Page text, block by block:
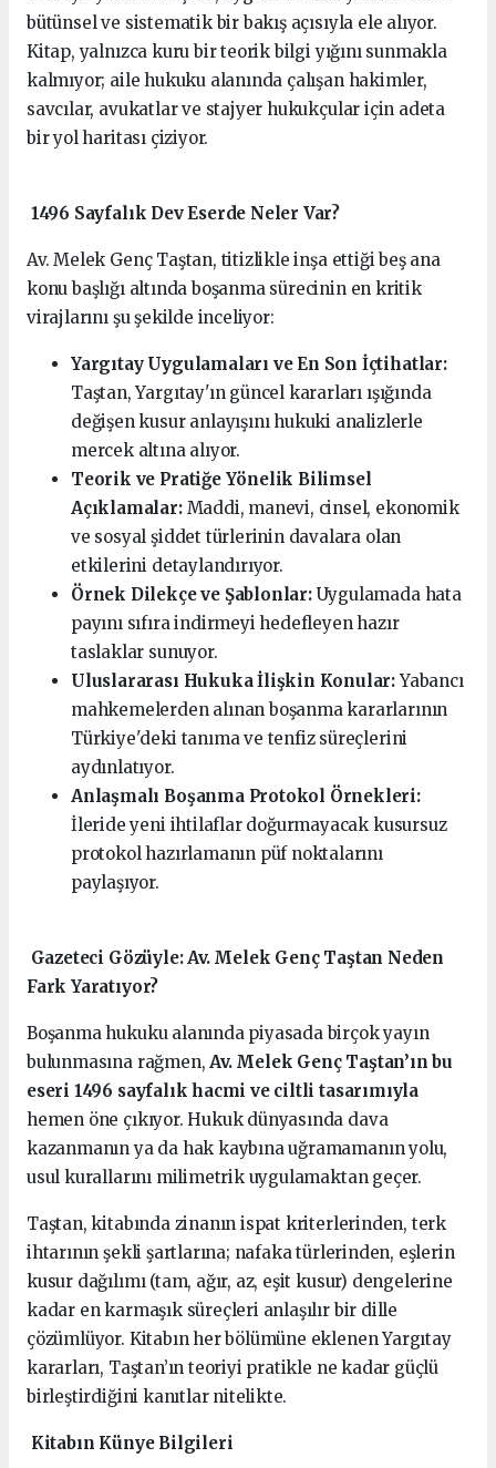
bütünsel ve sistematik bir bakış açısıyla ele alıyor.
Kitap, yalnızca kuru bir teorik bilgi yığını sunmakla
kalmıyor; aile hukuku alanında çalışan hakimler,
savcılar, avukatlar ve stajyer hukukçular için adeta
bir yol haritası çiziyor.
1496 Sayfalık Dev Eserde Neler Var?
Av. Melek Genç Taştan, titizlikle inşa ettiği beş ana
konu başlığı altında boşanma sürecinin en kritik
virajlarını şu şekilde inceliyor:
Yargıtay Uygulamaları ve En Son İçtihatlar:
Taştan, Yargıtay'ın güncel kararları ışığında
değişen kusur anlayışını hukuki analizlerle
mercek altına alıyor.
Teorik ve Pratiğe Yönelik Bilimsel
Açıklamalar:Maddi, manevi, cinsel, ekonomik
ve sosyal şiddet türlerinin davalara olan
etkilerini detaylandırıyor.
Örnek Dilekçe ve Şablonlar:Uygulamada hata
payını sıfıra indirmeyi hedefleyen hazır
taslaklar sunuyor.
Uluslararası Hukuka İlişkin Konular:Yabancı
mahkemelerden alınan boşanma kararlarının
Türkiye'deki tanıma ve tenfiz süreçlerini
aydınlatıyor.
Anlaşmalı Boşanma Protokol Örnekleri:
İleride yeni ihtilaflar doğurmayacak kusursuz
protokol hazırlamanın püf noktalarını
paylaşıyor.
️ Gazeteci Gözüyle: Av. Melek Genç Taştan Neden
Fark Yaratıyor?
Boşanma hukuku alanında piyasada birçok yayın
bulunmasına rağmen, Av. Melek Genç Taştan’ın bu
eseri 1496 sayfalık hacmi ve ciltli tasarımıyla
hemen öne çıkıyor. Hukuk dünyasında dava
kazanmanın ya da hak kaybına uğramamanın yolu,
usul kurallarını milimetrik uygulamaktan geçer.
Taştan, kitabında zinanın ispat kriterlerinden, terk
ihtarının şekli şartlarına; nafaka türlerinden, eşlerin
kusur dağılımı (tam, ağır, az, eşit kusur) dengelerine
kadar en karmaşık süreçleri anlaşılır bir dille
çözümlüyor. Kitabın her bölümüne eklenen Yargıtay
kararları, Taştan’ın teoriyi pratikle ne kadar güçlü
birleştirdiğini kanıtlar nitelikte.
Kitabın Künye Bilgileri